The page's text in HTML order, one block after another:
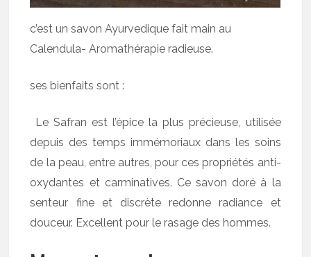
c’est un savon Ayurvedique fait main au
Calendula- Aromathérapie radieuse.
ses bienfaits sont :
Le Safran est l’épice la plus précieuse, utilisée
depuis des temps immémoriaux dans les soins
de la peau, entre autres, pour ces propriétés anti-
oxydantes et carminatives. Ce savon doré à la
senteur fine et discrète redonne radiance et
douceur. Excellent pour le rasage des hommes.